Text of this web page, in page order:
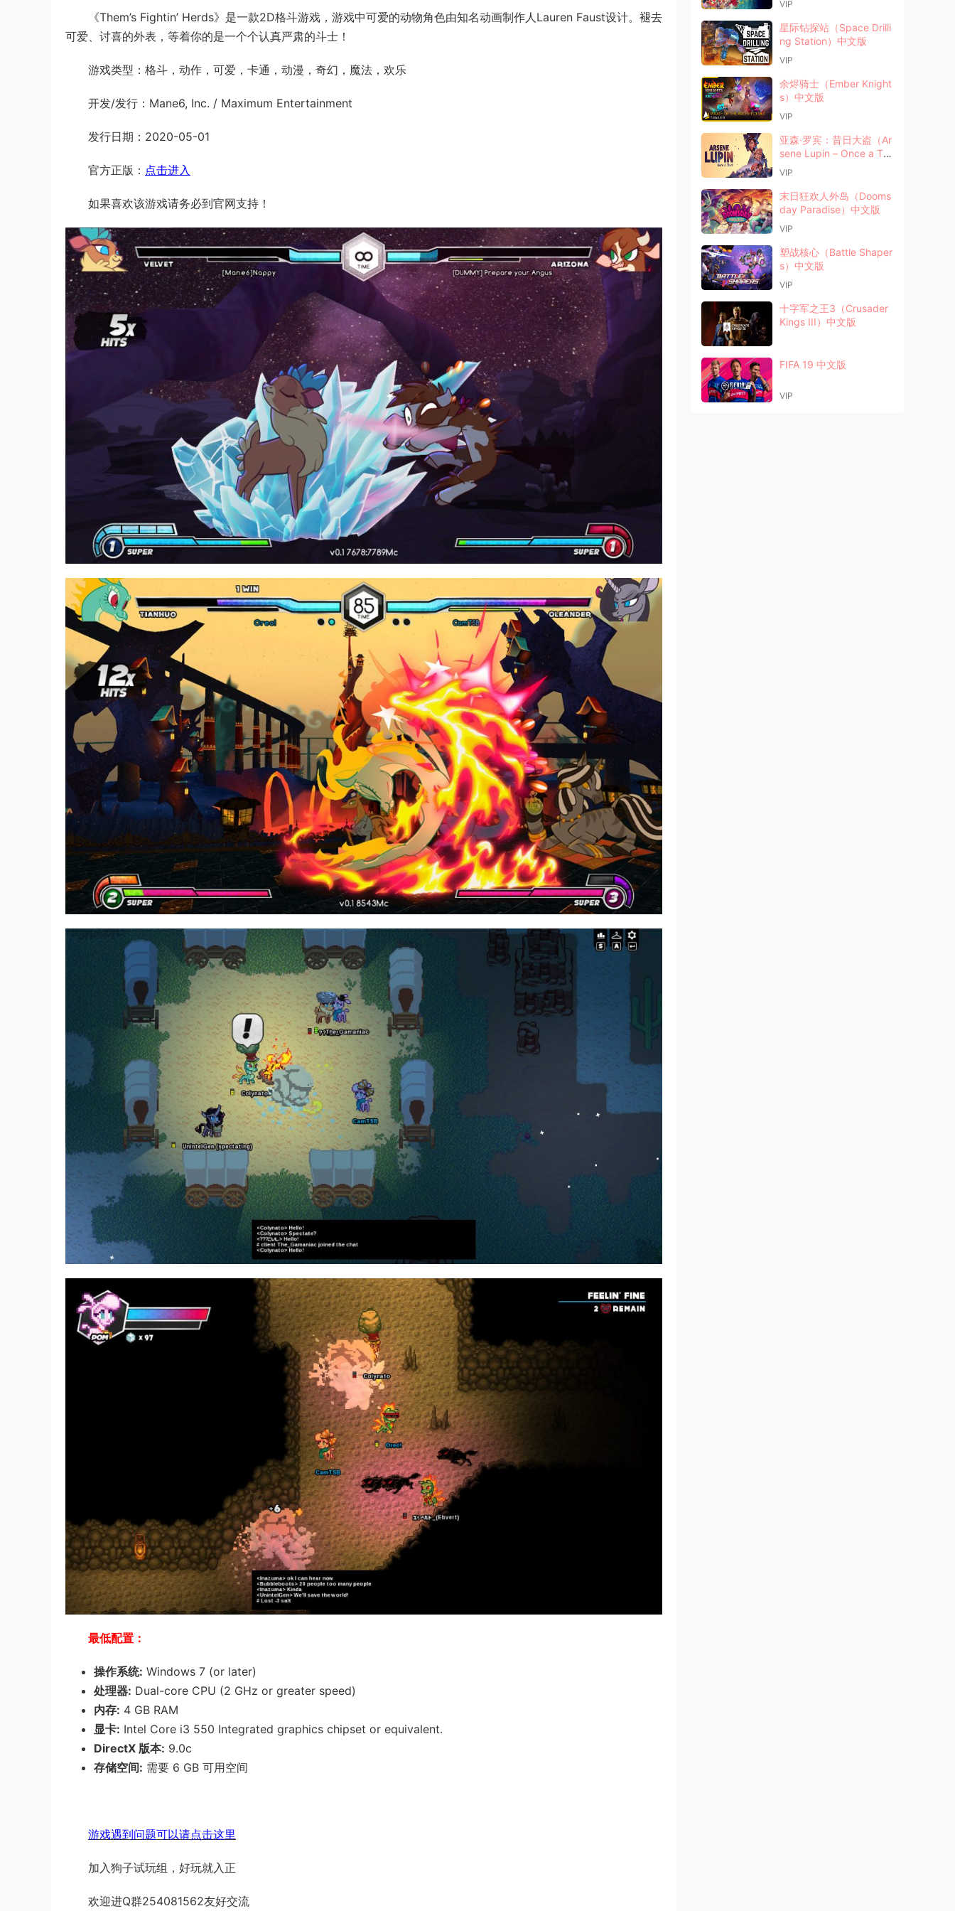
《Them’s Fightin’ Herds》是一款2D格斗游戏，游戏中可爱的动物角色由知名动画制作人Lauren Faust设计。褪去
可爱、讨喜的外表，等着你的是一个个认真严肃的斗士！
游戏类型：格斗，动作，可爱，卡通，动漫，奇幻，魔法，欢乐
开发/发行：Mane6, Inc. / Maximum Entertainment
发行日期：2020-05-01
官方正版： 点击进入
如果喜欢该游戏请务必到官网支持！
最低配置：
操作系统: Windows 7 (or later)
处理器: Dual-core CPU (2 GHz or greater speed)
内存: 4 GB RAM
显卡: Intel Core i3 550 Integrated graphics chipset or equivalent.
DirectX 版本: 9.0c
存储空间: 需要 6 GB 可用空间
游戏遇到问题可以请点击这里
加入狗子试玩组，好玩就入正
欢迎进Q群254081562友好交流
VIP
星际钻探站（Space Drilli
ng Station）中文版
VIP
余烬骑士（Ember Knight
s）中文版
VIP
亚森·罗宾：昔日大盗（Ar
sene Lupin – Once a Thi
ef）中文版
VIP
末日狂欢人外岛（Dooms
day Paradise）中文版
VIP
塑战核心（Battle Shaper
s）中文版
VIP
十字军之王3（Crusader
Kings III）中文版
FIFA 19 中文版
VIP